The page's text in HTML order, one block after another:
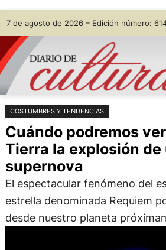
Saltar
al
contenido
Skip
to
content
7 de agosto de 2026 – Edición número:
COSTUMBRES Y TENDENCIAS
Cuándo podremos
Tierra la explosión de
supernova
El espectacular fenómeno del
estrella denominada Requiem
desde nuestro planeta